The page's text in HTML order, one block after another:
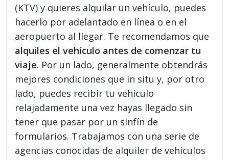
(KTV) y quieres alquilar un vehículo, puedes
hacerlo por adelantado en línea o en el
aeropuerto al llegar. Te recomendamos que
alquiles el vehículo antes de comenzar tu
viaje. Por un lado, generalmente obtendrás
mejores condiciones que in situ y, por otro
lado, puedes recibir tu vehículo
relajadamente una vez hayas llegado sin
tener que pasar por un sinfín de
formularios. Trabajamos con una serie de
agencias conocidas de alquiler de vehículos